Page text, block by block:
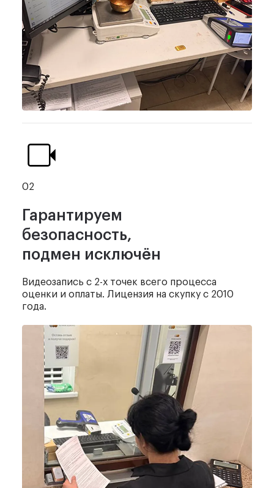
02
Гарантируем
безопасность,
подмен исключён
Видеозапись с 2-х точек всего процесса
оценки и оплаты. Лицензия на скупку с 2010
года.